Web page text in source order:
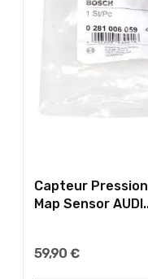
Capteur
Map Sensor
59,90 €